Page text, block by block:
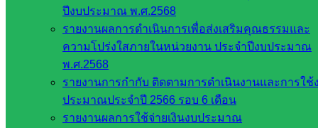
ปีงบประมาณ พ.ศ.2568
รายงานผลการดำเนินการเพื่อส่งเสริมคุณธรรมและ
ความโปร่งใสภายในหน่วยงาน ประจำปีงบประมาณ
พ.ศ.2568
รายงานการกำกับ ติดตามการดำเนินงานและการใช้
ประมาณประจำปี 2566 รอบ 6 เดือน
รายงานผลการใช้จ่ายเงินงบประมาณ
ภาพ / ข่าว : นายวิศรุธ ชมเชย เจ้าพนักงานธุรการชำนาญงาน